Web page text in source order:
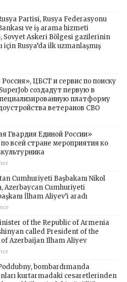
Partisi, Rusya Federasyonu
ve iş arama hizmeti
Sovyet Askeri Bölgesi gazilerinin
için Rusya’da ilk uzmanlaşmış
ЦБСТ и сервис по поиску
создадут первую в
платформу
ветеранов СВО
Гвардия Единой России»
всей стране мероприятия ко
Cumhuriyeti Başbakanı Nikol
Azerbaycan Cumhuriyeti
İlham Aliyev’i aradı
of the Republic of Armenia
called President of the
of Azerbaijan Ilham Aliyev
bombardımanda
kurtarmadaki cesaretlerinden